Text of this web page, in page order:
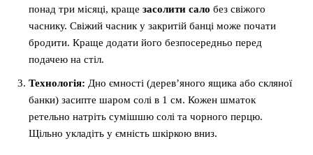
понад три місяці, краще засолити сало без свіжого
часнику. Свіжий часник у закритій банці може почати
бродити. Краще додати його безпосередньо перед
подачею на стіл.
Технологія: Дно ємності (дерев’яного ящика або скляної
банки) засипте шаром солі в 1 см. Кожен шматок
ретельно натріть сумішшю солі та чорного перцю.
Щільно укладіть у ємність шкіркою вниз.